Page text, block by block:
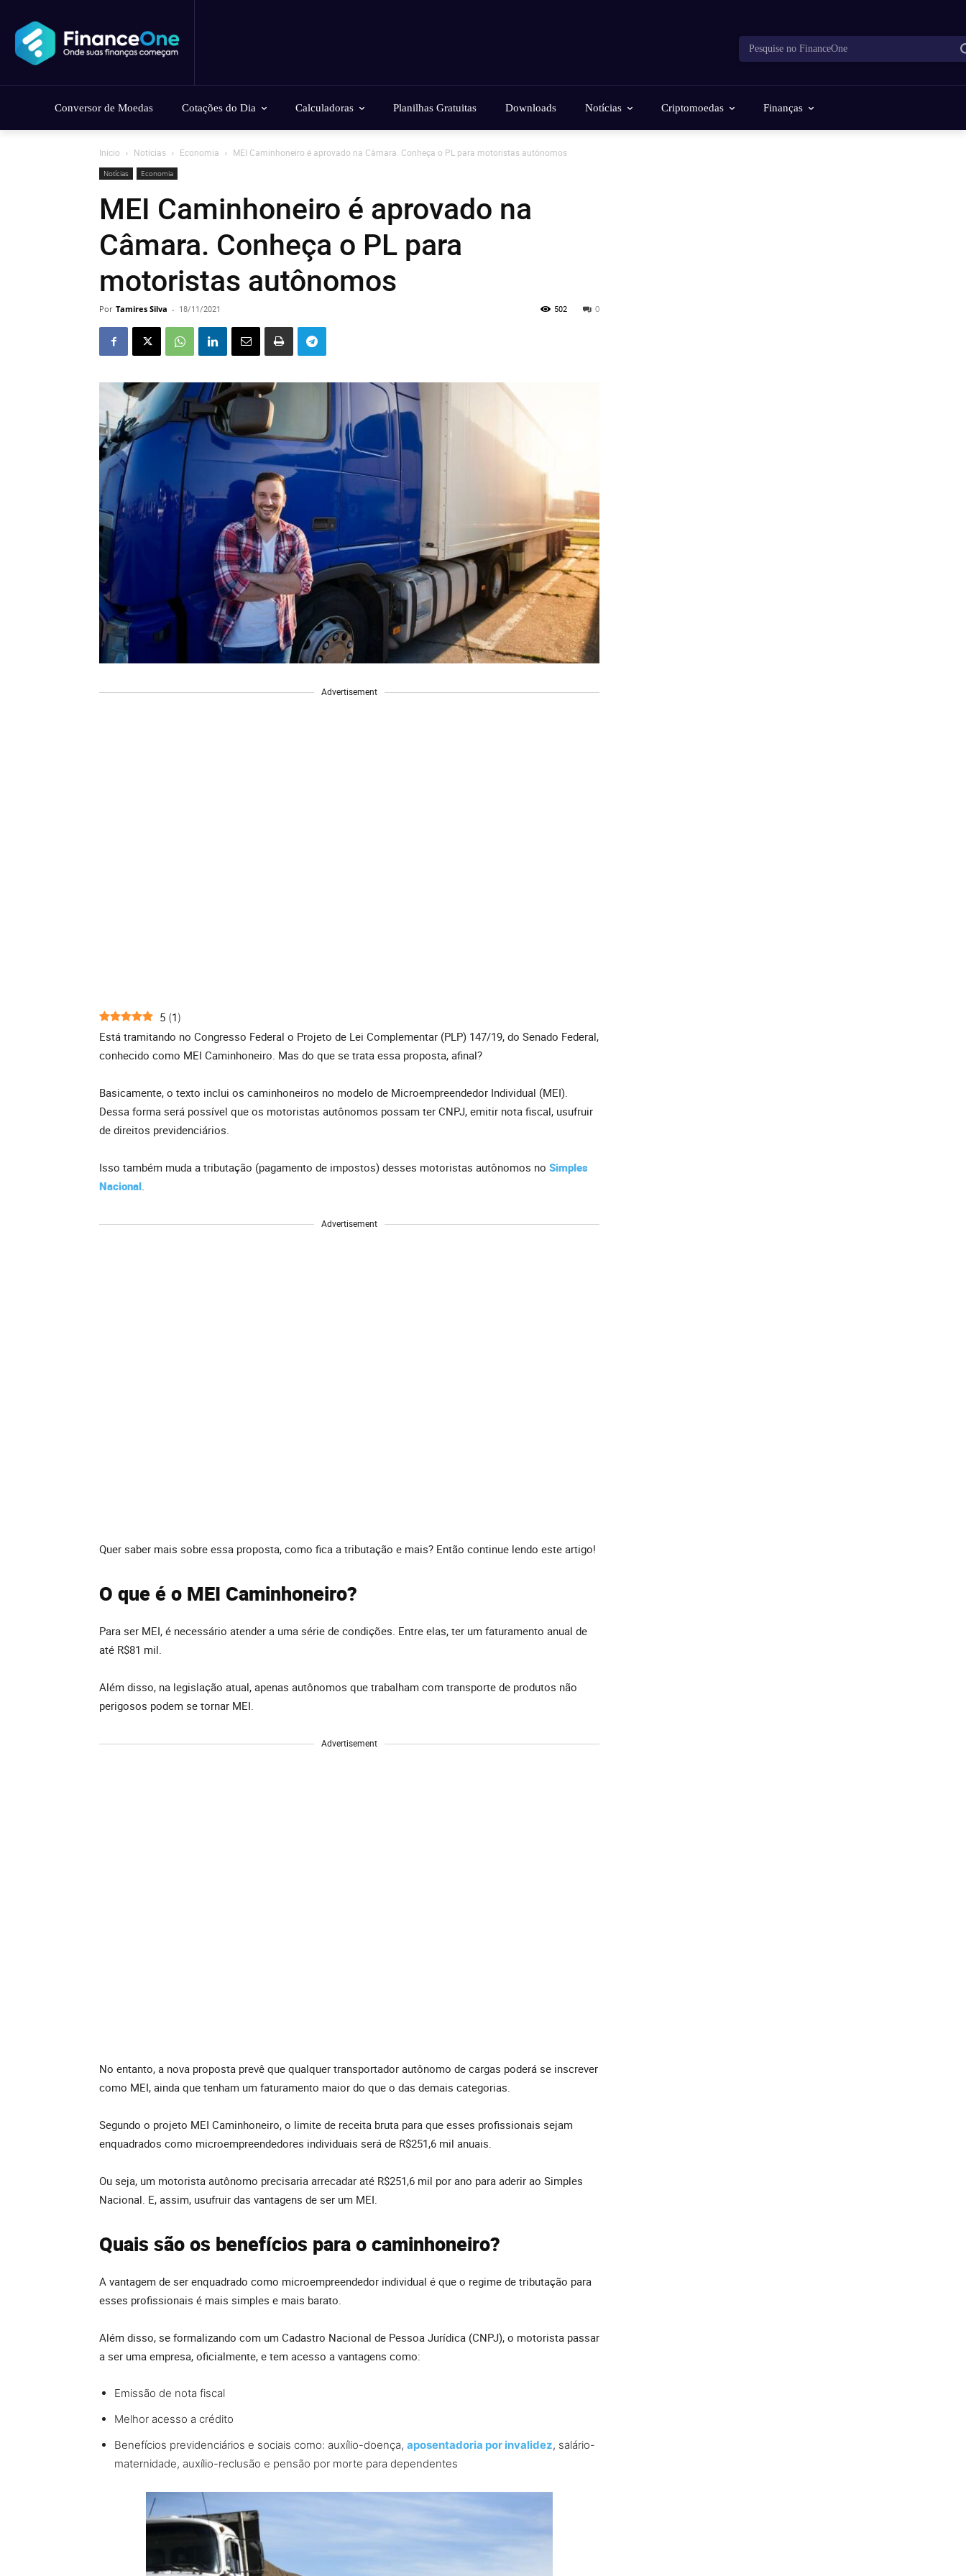
Pesquise no FinanceOne
Conversor de Moedas Cotações do Dia Calculadoras Planilhas Gratuitas Downloads Notícias Criptomoedas Finanças
Início Notícias Economia MEI Caminhoneiro é aprovado na Câmara. Conheça o PL para motoristas autônomos
Notícias Economia
MEI Caminhoneiro é aprovado na
Câmara. Conheça o PL para
motoristas autônomos
Por Tamires Silva - 18/11/2021 0
502
Advertisement
5 (1)
Está tramitando no Congresso Federal o Projeto de Lei Complementar (PLP) 147/19, do Senado Federal,
conhecido como MEI Caminhoneiro. Mas do que se trata essa proposta, afinal?
Basicamente, o texto inclui os caminhoneiros no modelo de Microempreendedor Individual (MEI).
Dessa forma será possível que os motoristas autônomos possam ter CNPJ, emitir nota fiscal, usufruir
de direitos previdenciários.
Isso também muda a tributação (pagamento de impostos) desses motoristas autônomos no Simples
Nacional.
Advertisement
Quer saber mais sobre essa proposta, como fica a tributação e mais? Então continue lendo este artigo!
O que é o MEI Caminhoneiro?
Para ser MEI, é necessário atender a uma série de condições. Entre elas, ter um faturamento anual de
até R$81 mil.
Além disso, na legislação atual, apenas autônomos que trabalham com transporte de produtos não
perigosos podem se tornar MEI.
Advertisement
No entanto, a nova proposta prevê que qualquer transportador autônomo de cargas poderá se inscrever
como MEI, ainda que tenham um faturamento maior do que o das demais categorias.
Segundo o projeto MEI Caminhoneiro, o limite de receita bruta para que esses profissionais sejam
enquadrados como microempreendedores individuais será de R$251,6 mil anuais.
Ou seja, um motorista autônomo precisaria arrecadar até R$251,6 mil por ano para aderir ao Simples
Nacional. E, assim, usufruir das vantagens de ser um MEI.
Quais são os benefícios para o caminhoneiro?
A vantagem de ser enquadrado como microempreendedor individual é que o regime de tributação para
esses profissionais é mais simples e mais barato.
Além disso, se formalizando com um Cadastro Nacional de Pessoa Jurídica (CNPJ), o motorista passar
a ser uma empresa, oficialmente, e tem acesso a vantagens como:
Emissão de nota fiscal
Melhor acesso a crédito
Benefícios previdenciários e sociais como: auxílio-doença, aposentadoria por invalidez, salário-
maternidade, auxílio-reclusão e pensão por morte para dependentes